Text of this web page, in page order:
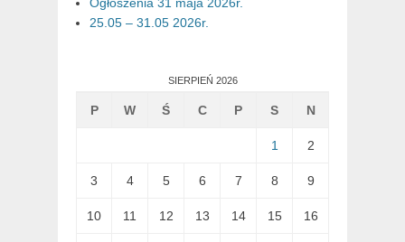
25.05 – 31.05 2026r.
SIERPIEŃ 2026
P W Ś C P S N
1 2
3 4 5 6 7 8 9
10 11 12 13 14 15 16